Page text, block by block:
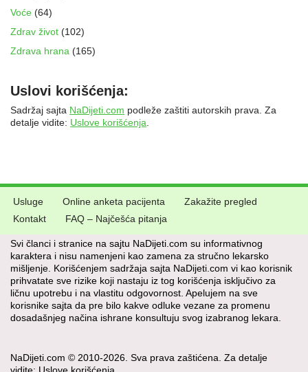
Voće (64)
Zdrav život (102)
Zdrava hrana (165)
Uslovi korišćenja:
Sadržaj sajta NaDijeti.com podleže zaštiti autorskih prava. Za
detalje vidite: Uslove korišćenja
Usluge Online anketa pacijenta
Zakažite pregled
Kontakt
FAQ – Najčešća pitanja
Svi članci i stranice na sajtu NaDijeti.com su informativnog
karaktera i nisu namenjeni kao zamena za stručno lekarsko
mišljenje. Korišćenjem sadržaja sajta NaDijeti.com vi kao korisnik
prihvatate sve rizike koji nastaju iz tog korišćenja isključivo za
ličnu upotrebu i na vlastitu odgovornost. Apelujem na sve
korisnike sajta da pre bilo kakve odluke vezane za promenu
dosadašnjeg načina ishrane konsultuju svog izabranog lekara.
NaDijeti.com © 2010-2026. Sva prava zaštićena. Za detalje